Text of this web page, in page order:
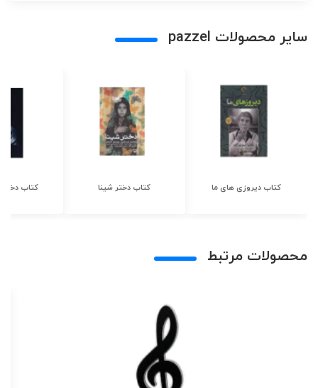
سایر محصولات pazzel
کتاب دیروزی های ما کتاب دختر شینا کتاب دختر
محصولات مرتبط